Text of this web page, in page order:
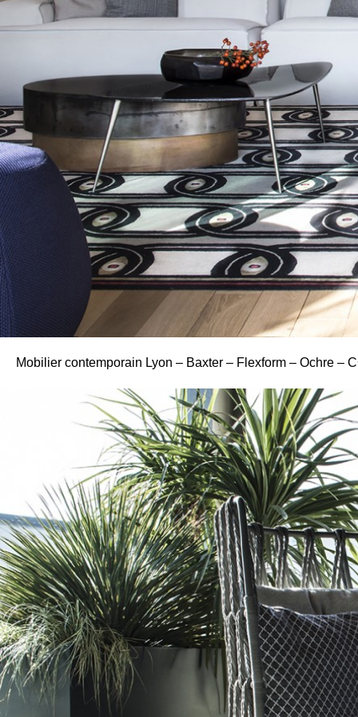
Mobilier contemporain Lyon – Baxter – Flexform – Ochre –